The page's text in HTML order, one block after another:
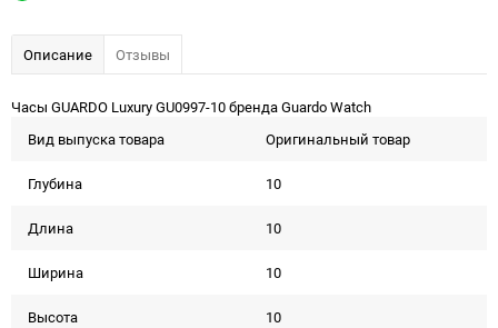
Описание Отзывы
Часы GUARDO Luxury GU0997-10 бренда Guardo Watch
Вид выпуска товара
Оригинальный товар
Глубина 10
Длина 10
Ширина 10
Высота 10